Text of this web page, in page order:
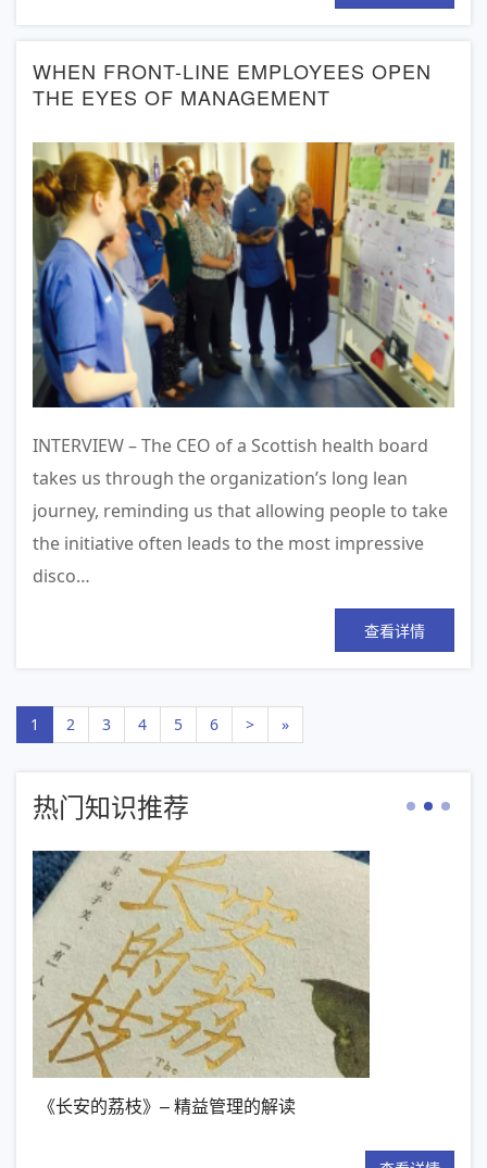
WHEN FRONT-LINE EMPLOYEES OPEN
THE EYES OF MANAGEMENT
INTERVIEW – The CEO of a Scottish health board
takes us through the organization’s long lean
journey, reminding us that allowing people to take
the initiative often leads to the most impressive
disco…
查看详情
1 2 3 4 5 6 > »
热门知识推荐
《长安的荔枝》– 精益管理的解读